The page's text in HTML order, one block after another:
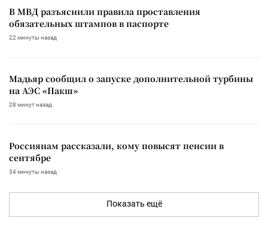
В МВД разъяснили правила проставления
обязательных штампов в паспорте
22 минуты назад
Мадьяр сообщил о запуске дополнительной турбины
на АЭС «Пакш»
28 минут назад
Россиянам рассказали, кому повысят пенсии в
сентябре
34 минуты назад
Показать ещё